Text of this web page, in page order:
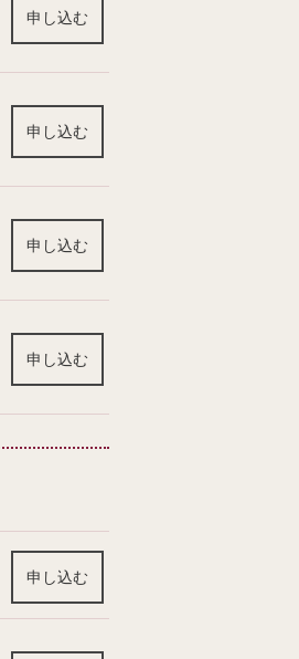
申し込む
申し込む
申し込む
申し込む
申し込む